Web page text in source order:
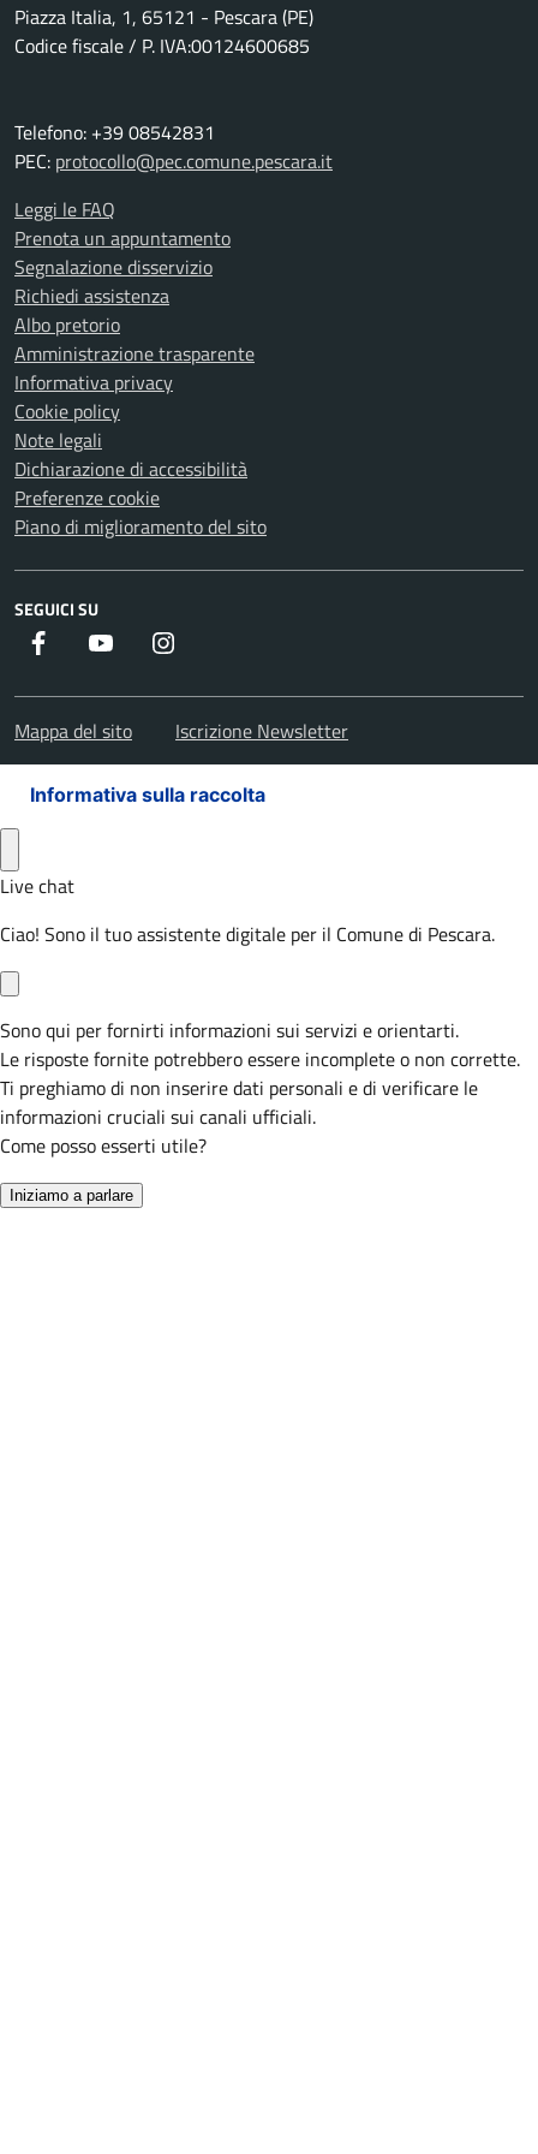
Piazza Italia, 1, 65121 - Pescara (PE)
Codice fiscale / P. IVA:00124600685
Telefono: +39 08542831
PEC: protocollo@pec.comune.pescara.it
Leggi le FAQ
Prenota un appuntamento
Segnalazione disservizio
Richiedi assistenza
Albo pretorio
Amministrazione trasparente
Informativa privacy
Cookie policy
Note legali
Dichiarazione di accessibilità
Preferenze cookie
Piano di miglioramento del sito
SEGUICI SU
Facebook Youtube
Mappa del sito Iscrizione Newsletter
Informativa sulla raccolta